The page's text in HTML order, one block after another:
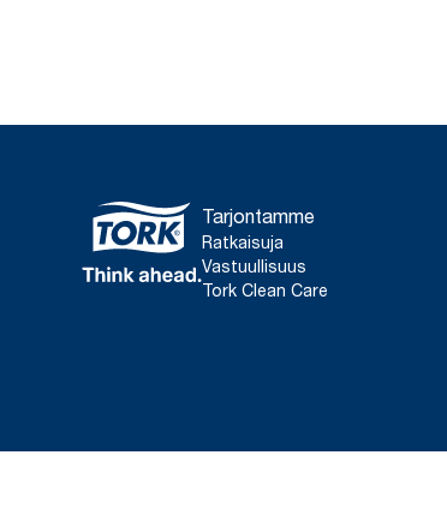
Tarjontamme
Ratkaisuja
Vastuullisuus
Tork Clean Care